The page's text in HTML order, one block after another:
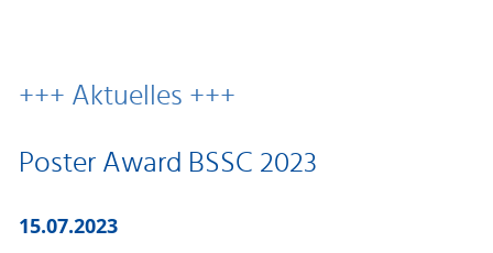
+++ Aktuelles +++
Poster Award BSSC 2023
15.07.2023